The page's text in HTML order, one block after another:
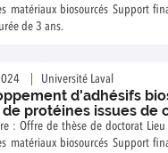
matériaux biosourcés Support
de 3 ans.
Université Laval
d'adhésifs
de protéines issues de
: Offre de thèse de doctorat
matériaux biosourcés Support